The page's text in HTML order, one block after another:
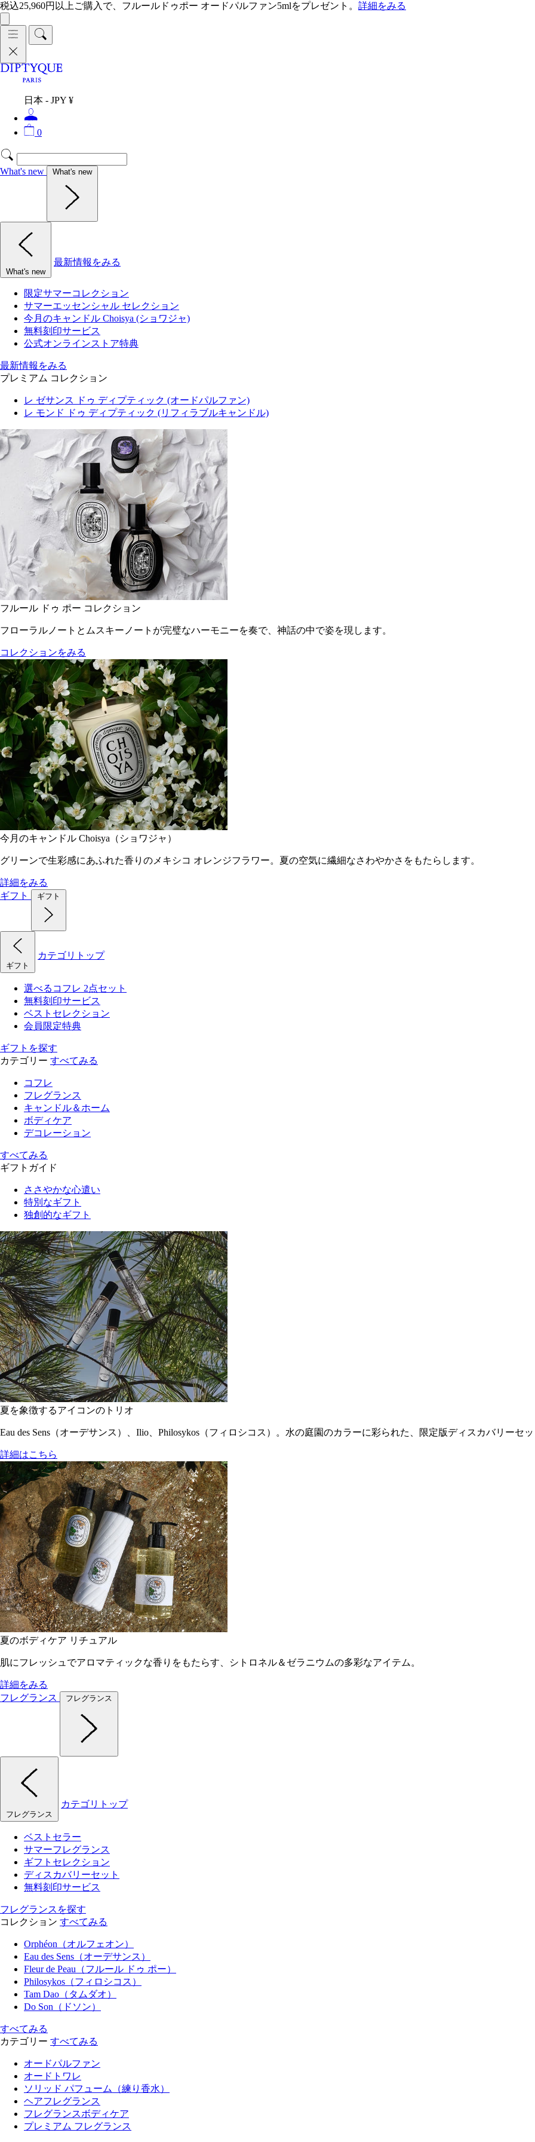
税込25,960円以上ご購入で、フルールドゥポー オードパルファン5mlをプレゼント。 詳細をみる
日本 - JPY ¥
0
What's new What's new
What's new
最新情報をみる
限定サマーコレクション
サマーエッセンシャル セレクション
今月のキャンドル Choisya (ショワジャ)
無料刻印サービス
公式オンラインストア特典
最新情報をみる
プレミアム コレクション
レ ゼサンス ドゥ ディプティック (オードパルファン)
レ モンド ドゥ ディプティック (リフィラブルキャンドル)
フルール ドゥ ポー コレクション
フローラルノートとムスキーノートが完璧なハーモニーを奏で、神話の中で姿を現します。
コレクションをみる
今月のキャンドル Choisya（ショワジャ）
グリーンで生彩感にあふれた香りのメキシコ オレンジフラワー。夏の空気に繊細なさわやかさをもたらします。
詳細をみる
ギフト
ギフト
ギフト
カテゴリトップ
選べるコフレ 2点セット
無料刻印サービス
ベストセレクション
会員限定特典
ギフトを探す
カテゴリー すべてみる
コフレ
フレグランス
キャンドル＆ホーム
ボディケア
デコレーション
すべてみる
ギフトガイド
ささやかな心遣い
特別なギフト
独創的なギフト
夏を象徴するアイコンのトリオ
Eau des Sens（オーデサンス）、Ilio、Philosykos（フィロシコス）。水の庭園のカラーに彩られた、限定版ディスカバリーセ
詳細はこちら
夏のボディケア リチュアル
肌にフレッシュでアロマティックな香りをもたらす、シトロネル＆ゼラニウムの多彩なアイテム。
詳細をみる
フレグランス
フレグランス
フレグランス
カテゴリトップ
ベストセラー
サマーフレグランス
ギフトセレクション
ディスカバリーセット
無料刻印サービス
フレグランスを探す
コレクション すべてみる
Orphéon（オルフェオン）
Eau des Sens（オーデサンス）
Fleur de Peau（フルール ドゥ ポー）
Philosykos（フィロシコス）
Tam Dao（タムダオ）
Do Son（ドソン）
すべてみる
カテゴリー すべてみる
オードパルファン
オードトワレ
ソリッド パフューム（練り香水）
ヘアフレグランス
フレグランスボディケア
プレミアム フレグランス